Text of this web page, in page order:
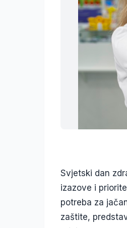
Svjetski dan
izazove i
potreba za
zaštite,